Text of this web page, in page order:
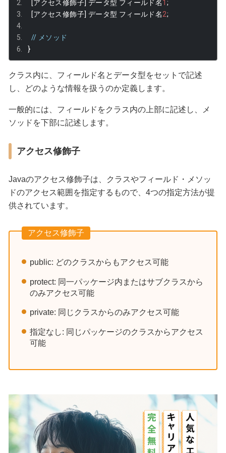
[アクセス修飾子] データ型 フィールド名1 ;
[アクセス修飾子] データ型 フィールド名2;
// メソッド
}
クラス内に、フィールド名とデータ型をセットで記述
し、どのような情報を扱うのか定義します。
一般的には、フィールドをクラス内の上部に記述し、メ
ソッドを下部に記述します。
アクセス修飾子
Javaのアクセス修飾子は、クラスやフィールド・メソッ
ドのアクセス範囲を指定するもので、4つの指定方法が提
供されています。
アクセス修飾子
public: どのクラスからもアクセス可能
protect: 同一パッケージ内またはサブクラスから
のみアクセス可能
private: 同じクラスからのみアクセス可能
指定なし: 同じパッケージのクラスからアクセス
可能